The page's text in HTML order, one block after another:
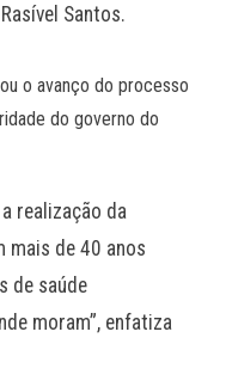
Santos.
o avanço do processo
do governo do
realização da
mais de 40 anos
de saúde
moram”, enfatiza